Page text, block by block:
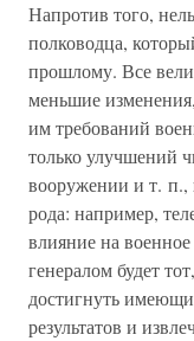
Напротив того,
полководца,
прошлому. Все
меньшие
им требований
только улучшений
вооружении и т. п.,
рода: например,
влияние на
генералом будет
достигнуть
результатов и